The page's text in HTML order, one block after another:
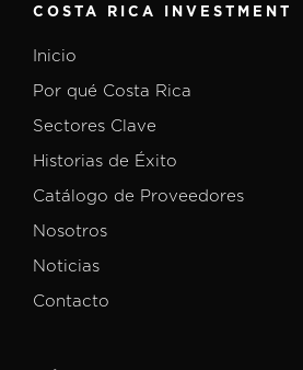
COSTA RICA INVESTMENT
Inicio
Por qué Costa Rica
Sectores Clave
Historias de Éxito
Catálogo de Proveedores
Nosotros
Noticias
Contacto